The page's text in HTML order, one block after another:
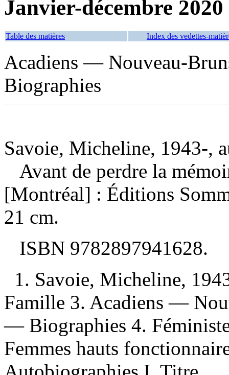
Janvier-décembre 2020
Table des matières Index des vedettes-
Acadiens — Nouveau-
Biographies
Savoie, Micheline, 1943-,
Avant de perdre la
[Montréal] : Éditions
21 cm.
ISBN 9782897941628.
1. Savoie, Micheline,
Famille 3. Acadiens —
— Biographies 4.
Femmes hauts